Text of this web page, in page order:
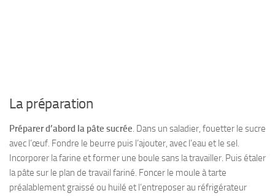
La préparation
Préparer d’abord la pâte sucrée. Dans un saladier, fouetter le sucre
avec l’œuf. Fondre le beurre puis l’ajouter, avec l’eau et le sel.
Incorporer la farine et former une boule sans la travailler. Puis étaler
la pâte sur le plan de travail fariné. Foncer le moule à tarte
préalablement graissé ou huilé et l’entreposer au réfrigérateur